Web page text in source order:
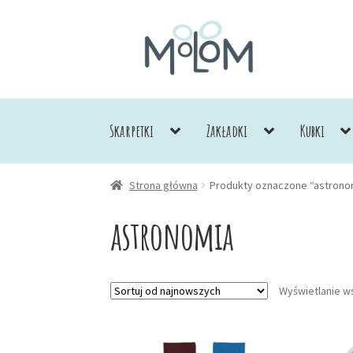
Przejdź
do
nawigacji
Przejdź
do
treści
Skarpetki Zakładki Kubki
Strona główna Produkty oznaczone
astronomia
Wyświetlanie